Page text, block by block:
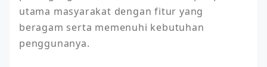
utama masyarakat dengan fitur yang
beragam serta memenuhi kebutuhan